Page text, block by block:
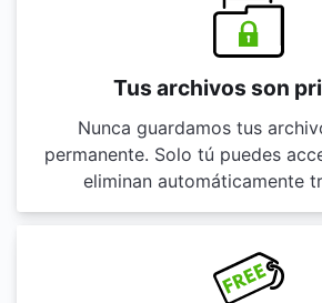
Tus archivos son
Nunca guardamos tus
permanente. Solo tú puedes
eliminan automáticamente